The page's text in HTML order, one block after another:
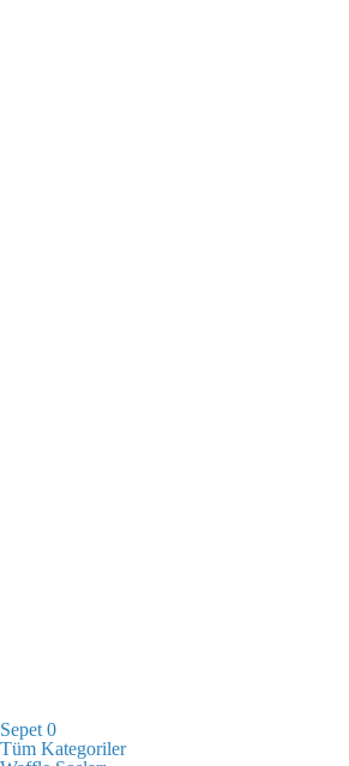
Sepet 0
Tüm Kategoriler